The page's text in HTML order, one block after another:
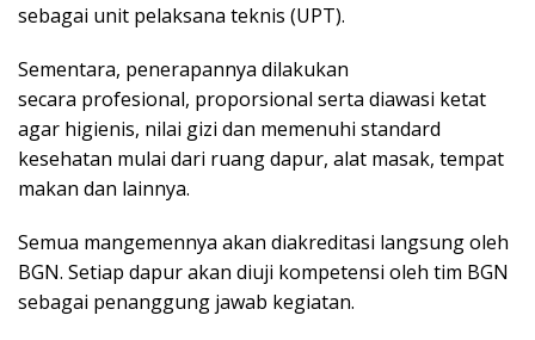
sebagai unit pelaksana teknis (UPT).
Sementara, penerapannya dilakukan
secara profesional, proporsional serta diawasi ketat
agar higienis, nilai gizi dan memenuhi standard
kesehatan mulai dari ruang dapur, alat masak, tempat
makan dan lainnya.
Semua mangemennya akan diakreditasi langsung oleh
BGN. Setiap dapur akan diuji kompetensi oleh tim BGN
sebagai penanggung jawab kegiatan.